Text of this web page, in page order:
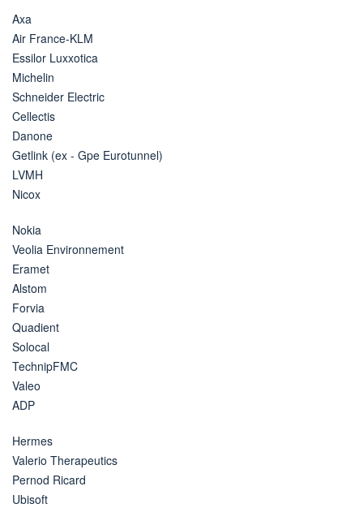
Axa
Air France-KLM
Essilor Luxxotica
Michelin
Schneider Electric
Cellectis
Danone
Getlink (ex - Gpe Eurotunnel)
LVMH
Nicox
Nokia
Veolia Environnement
Eramet
Alstom
Forvia
Quadient
Solocal
TechnipFMC
Valeo
ADP
Hermes
Valerio Therapeutics
Pernod Ricard
Ubisoft